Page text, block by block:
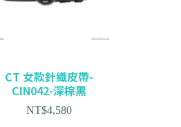
CT 女款針織皮帶-
CIN042-深棕黑
NT$4,580